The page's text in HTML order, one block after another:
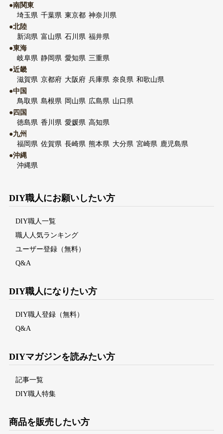
●南関東
埼玉県 千葉県 東京都 神奈川県
●北陸
新潟県 富山県 石川県 福井県
●東海
岐阜県 静岡県 愛知県 三重県
●近畿
滋賀県 京都府 大阪府 兵庫県 奈良県 和歌山県
●中国
鳥取県 島根県 岡山県 広島県 山口県
●四国
徳島県 香川県 愛媛県 高知県
●九州
福岡県 佐賀県 長崎県 熊本県 大分県 宮崎県 鹿児島県
●沖縄
沖縄県
DIY職人にお願いしたい方
DIY職人一覧
職人人気ランキング
ユーザー登録（無料）
Q&A
DIY職人になりたい方
DIY職人登録（無料）
Q&A
DIYマガジンを読みたい方
記事一覧
DIY職人特集
商品を販売したい方